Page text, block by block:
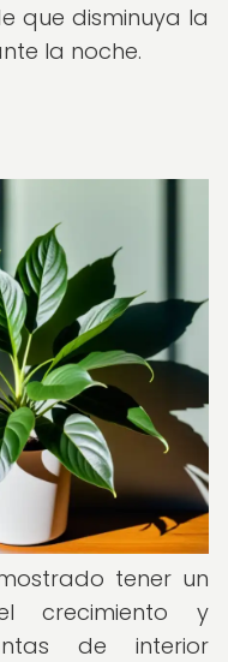
que disminuya la
la noche.
tener un
crecimiento y
de interior